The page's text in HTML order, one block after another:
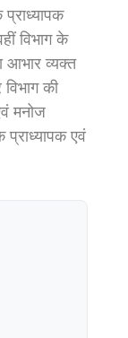
विभाग के
आभार व्यक्त
की
मनोज
प्राध्यापक एवं